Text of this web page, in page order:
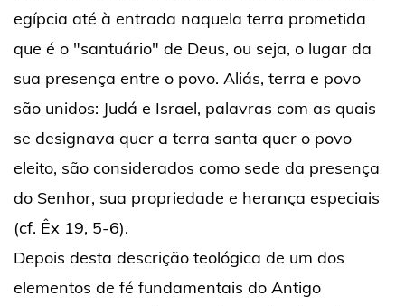
egípcia até à entrada naquela terra prometida
que é o "santuário" de Deus, ou seja, o lugar da
sua presença entre o povo. Aliás, terra e povo
são unidos: Judá e Israel, palavras com as quais
se designava quer a terra santa quer o povo
eleito, são considerados como sede da presença
do Senhor, sua propriedade e herança especiais
(cf. Êx 19, 5-6).
Depois desta descrição teológica de um dos
elementos de fé fundamentais do Antigo